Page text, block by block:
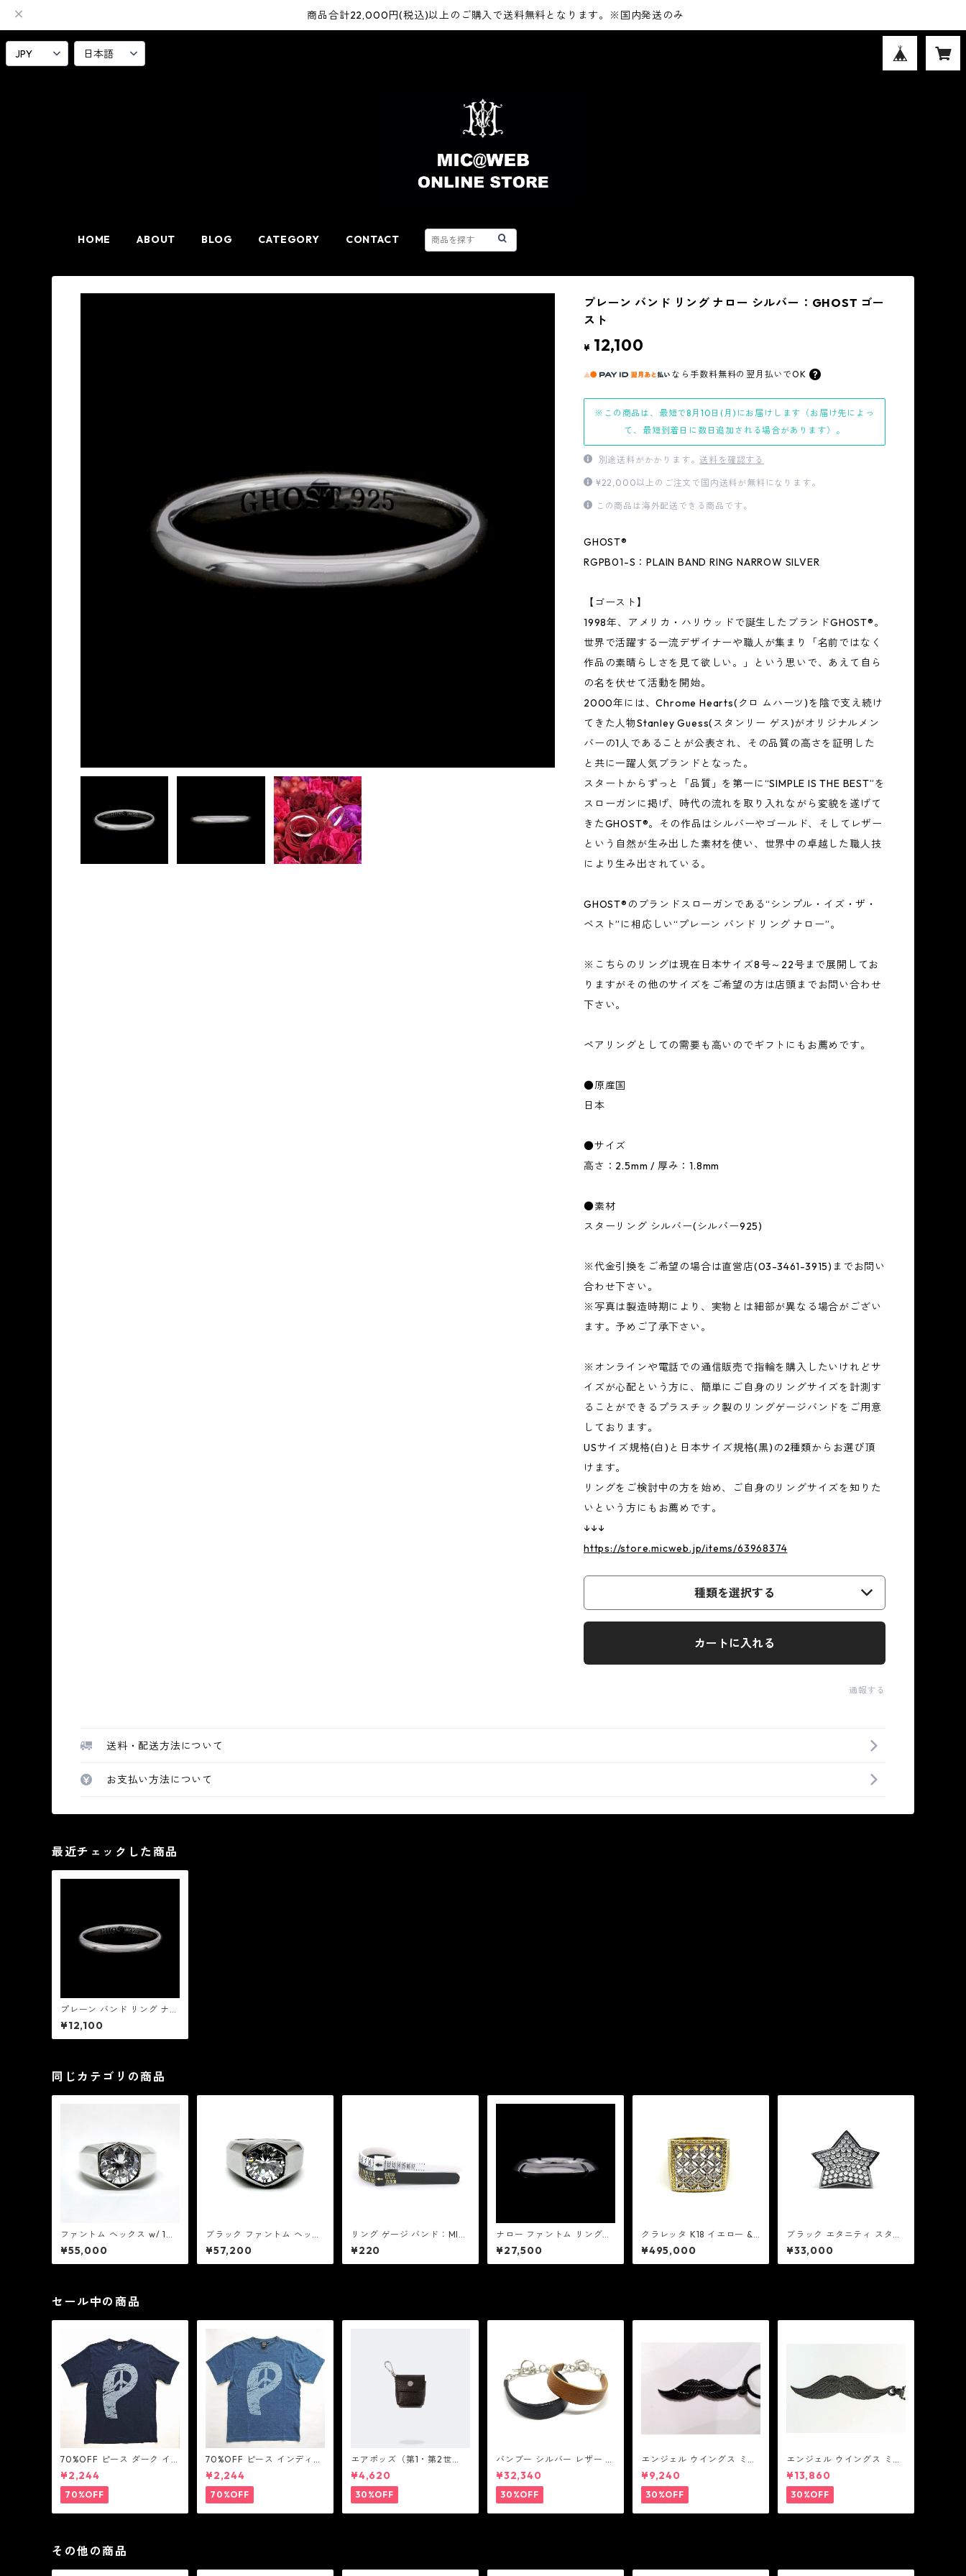
商品合計22,000円(税込)以上のご購入で送料無料となります。※国内発送のみ
HOME ABOUT BLOG CATEGORY CONTACT
プレーン バンド リング ナロー シルバー：GHOST ゴー
スト
¥ 12,100
なら 手数料無料の 翌月払いでOK
※この商品は、最短で8月10日(月)にお届けします（お届け先によっ
て、最短到着日に数日追加される場合があります）。
別途送料がかかります。送料を確認する
¥22,000以上のご注文で国内送料が無料になります。
この商品は海外配送できる商品です。
GHOST®
RGPB01-S：PLAIN BAND RING NARROW SILVER
【ゴースト】
1998年、アメリカ・ハリウッドで誕生したブランドGHOST®。
世界で活躍する一流デザイナーや職人が集まり「名前ではなく
作品の素晴らしさを見て欲しい。」という思いで、あえて自ら
の名を伏せて活動を開始。
2000年には、Chrome Hearts(クロ ムハーツ)を陰で支え続け
てきた人物Stanley Guess(スタンリー ゲス)がオリジナルメン
バーの1人であることが公表され、その品質の高さを証明した
と共に一躍人気ブランドとなった。
スタートからずっと「品質」を第一に“SIMPLE IS THE BEST”を
スローガンに掲げ、時代の流れを取り入れながら変貌を遂げて
きたGHOST®。その作品はシルバーやゴールド、そしてレザー
という自然が生み出した素材を使い、世界中の卓越した職人技
により生み出されている。
GHOST®のブランドスローガンである“シンプル・イズ・ザ・
ベスト”に相応しい“プレーン バンド リング ナロー”。
※こちらのリングは現在日本サイズ8号～22号まで展開してお
りますがその他のサイズをご希望の方は店頭までお問い合わせ
下さい。
ペアリングとしての需要も高いのでギフトにもお薦めです。
●原産国
日本
●サイズ
高さ：2.5mm / 厚み：1.8mm
●素材
スターリング シルバー(シルバー925)
※代金引換をご希望の場合は直営店(03-3461-3915)までお問い
合わせ下さい。
※写真は製造時期により、実物とは細部が異なる場合がござい
ます。予めご了承下さい。
※オンラインや電話での通信販売で指輪を購入したいけれどサ
イズが心配という方に、簡単にご自身のリングサイズを計測す
ることができるプラスチック製のリングゲージバンドをご用意
しております。
USサイズ規格(白)と日本サイズ規格(黒)の2種類からお選び頂
けます。
リングをご検討中の方を始め、ご自身のリングサイズを知りた
いという方にもお薦めです。
↓↓↓
https://store.micweb.jp/items/63968374
種類を選択する
カートに入れる
通報する
送料・配送方法について
お支払い方法について
最近チェックした商品
プレーン バンド リング ナロ
ー シルバー：GHOST ゴー
スト
¥12,100
同じカテゴリの商品
ファントム ヘックス w/ 10
ミリ クリア キュービック ジ
ルコニア：GHOST ゴースト
¥55,000
ブラック ファントム ヘック
ス w/ 10ミリ クリア キュー
ビック ジルコニア：GHOST
ゴースト
¥57,200
リング ゲージ バンド：MIC
ミック
¥220
ナロー ファントム リング：
GHOST ゴースト
¥27,500
クラレッタ K18 イエロー &
ホワイト ゴールド リング
w/ ダイヤモンド 0.28ct：G
HOST ゴースト
¥495,000
ブラック エタニティ スター
リング スモール パヴェ キュ
ービック ジルコニア：GHO
ST ゴースト
¥33,000
セール中の商品
70%OFF ピース ダーク イ
ンディゴ Tシャツ：LOVE N'
PEACE N' ROCK ' ROLL ラ
ブ ン ピース ン ロック ン ロ
ール
¥2,244
70%OFF
70%OFF ピース インディゴ
Tシャツ：LOVE N' PEACE
N' ROCK ' ROLL ラブ ン ピ
ース ン ロック ン ロール
¥2,244
70%OFF
エアポッズ（第1・第2世
代）ポーチ：BANDOLIER
バンドリヤー
¥4,620
30%OFF
バンブー シルバー レザー リ
ンク ステーション ブレスレ
ット：JOHN HARDY ジョン
ハーディー
¥32,340
30%OFF
エンジェル ウイングス ミデ
ィアム ペンダント ブラック
コーティング（サテンコー
ド付属）
¥9,240
30%OFF
エンジェル ウイングス ミデ
ィアム ペンダント ブラック
¥13,860
30%OFF
その他の商品